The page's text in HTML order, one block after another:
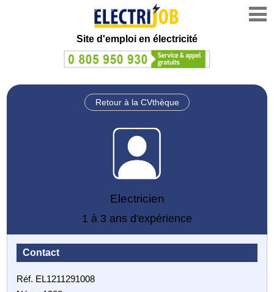
Site d'emploi en électricité
Retour à la CVthèque
Electricien
1 à 3 ans d'expérience
Contact
Réf. EL1211291008